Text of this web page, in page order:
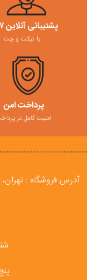
پشتیبانی آنلاین ۲۴/۷
با تیکت و چت
پرداخت امن
امنیت کامل در
آدرس فروشگاه :